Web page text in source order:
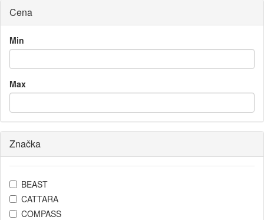
Cena
Min
Max
Značka
BEAST
CATTARA
COMPASS